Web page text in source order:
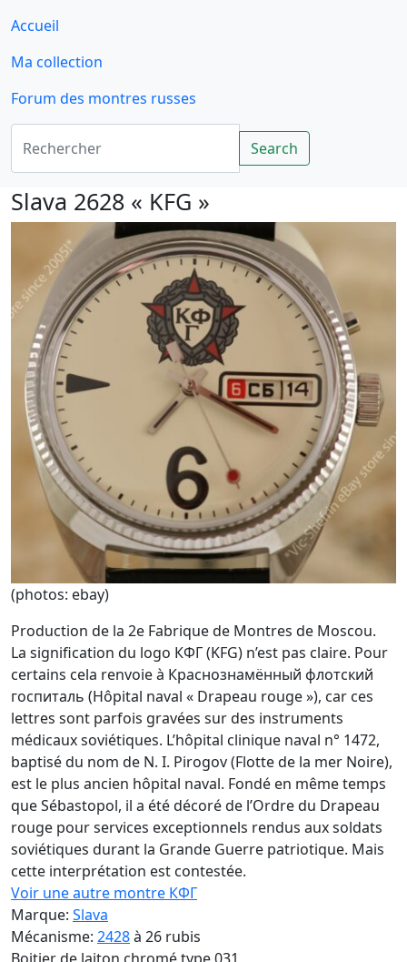
Accueil
Ma collection
Forum des montres russes
Rechercher
Search
Slava 2628 « KFG »
(photos: ebay)
Production de la 2e Fabrique de Montres de Moscou.
La signification du logo КФГ (KFG) n’est pas claire. Pour
certains cela renvoie à Краснознамённый флотский
госпиталь (Hôpital naval « Drapeau rouge »), car ces
lettres sont parfois gravées sur des instruments
médicaux soviétiques. L’hôpital clinique naval n° 1472,
baptisé du nom de N. I. Pirogov (Flotte de la mer Noire),
est le plus ancien hôpital naval. Fondé en même temps
que Sébastopol, il a été décoré de l’Ordre du Drapeau
rouge pour services exceptionnels rendus aux soldats
soviétiques durant la Grande Guerre patriotique. Mais
cette interprétation est contestée.
Voir une autre montre КФГ
Marque: Slava
Mécanisme: 2428à 26 rubis